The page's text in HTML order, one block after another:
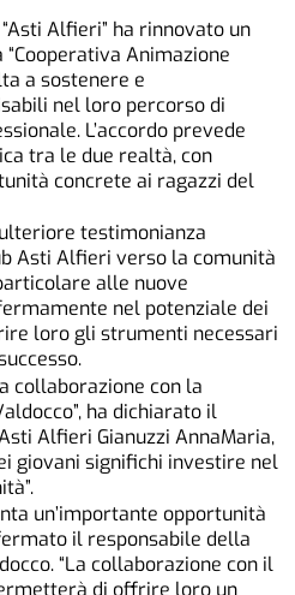
Alfieri” ha rinnovato un
Animazione
a sostenere e
nel loro percorso di
L’accordo prevede
tra le due realtà, con
concrete ai ragazzi del
testimonianza
Asti Alfieri verso la comunità
alle nuove
nel potenziale dei
loro gli strumenti necessari
collaborazione con la
ha dichiarato il
Alfieri Gianuzzi AnnaMaria,
giovani significhi investire nel
un’importante opportunità
il responsabile della
“La collaborazione con il
di offrire loro un